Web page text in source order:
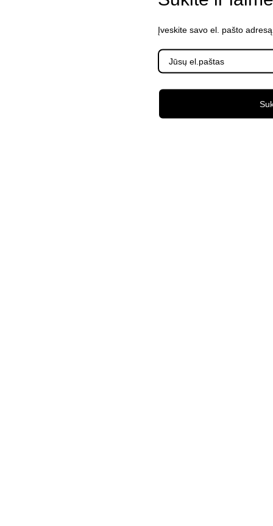
Įveskite savo el. pašto